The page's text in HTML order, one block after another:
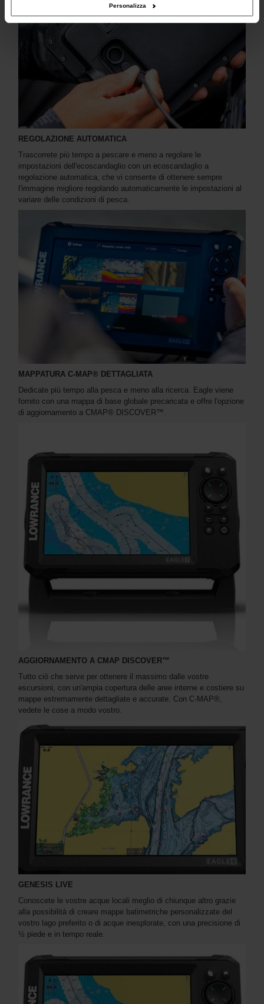
Personalizza
REGOLAZIONE AUTOMATICA
Trascorrete più tempo a pescare e meno a regolare le
impostazioni dell'ecoscandaglio con un ecoscandaglio a
regolazione automatica, che vi consente di ottenere sempre
l'immagine migliore regolando automaticamente le impostazioni al
variare delle condizioni di pesca.
MAPPATURA C-MAP® DETTAGLIATA
Dedicate più tempo alla pesca e meno alla ricerca. Eagle viene
fornito con una mappa di base globale precaricata e offre l'opzione
di aggiornamento a CMAP® DISCOVER™.
AGGIORNAMENTO A CMAP DISCOVER™
Tutto ciò che serve per ottenere il massimo dalle vostre
escursioni, con un'ampia copertura delle aree interne e costiere su
mappe estremamente dettagliate e accurate. Con C-MAP®,
vedete le cose a modo vostro.
GENESIS LIVE
Conoscete le vostre acque locali meglio di chiunque altro grazie
alla possibilità di creare mappe batimetriche personalizzate del
vostro lago preferito o di acque inesplorate, con una precisione di
½ piede e in tempo reale.